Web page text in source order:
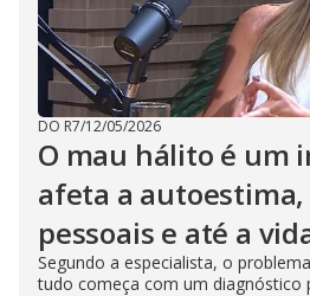
DO R7/12/05/2026
O mau hálito é um
afeta a autoestima,
pessoais e até a
Segundo a especialista, o
tudo começa com um diagnóstico